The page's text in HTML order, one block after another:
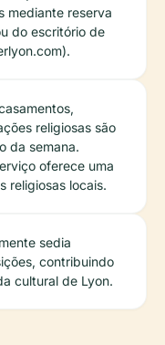
mediante reserva
do escritório de
religiosas são
da semana.
oferece uma
religiosas locais.
sedia
contribuindo
cultural de Lyon.